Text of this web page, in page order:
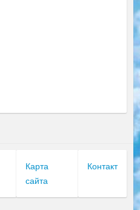
Карта
сайта
Контакт